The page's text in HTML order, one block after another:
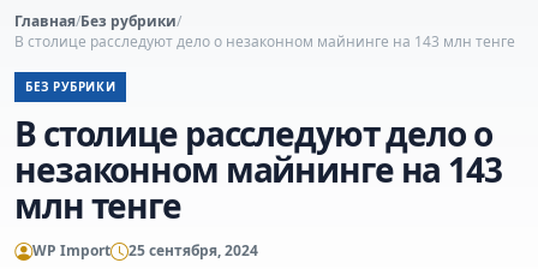
Главная/Без рубрики/
В столице расследуют дело о незаконном майнинге на 143 млн тенге
БЕЗ РУБРИКИ
В столице расследуют дело о
незаконном майнинге на 143
млн тенге
WP Import 25 сентября, 2024